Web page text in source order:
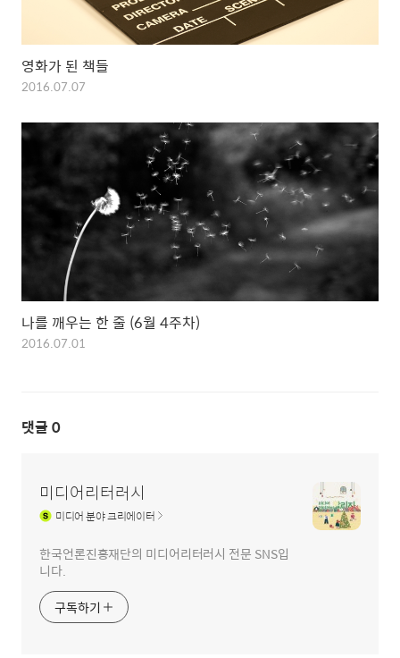
영화가 된 책들
2016.07.07
나를 깨우는 한 줄 (6월 4주차)
2016.07.01
댓글 0
미디어리터러시
미디어분야 크리에이터
한국언론진흥재단의 미디어리터러시 전문 SNS입
니다.
구독하기